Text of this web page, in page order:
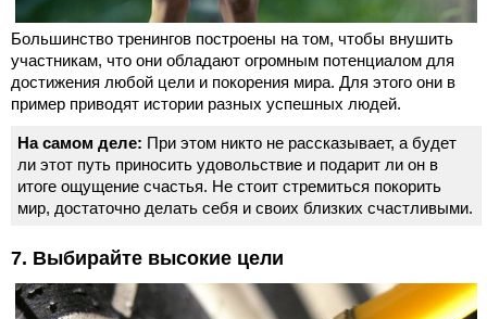
Большинство тренингов построены на том, чтобы внушить
участникам, что они обладают огромным потенциалом для
достижения любой цели и покорения мира. Для этого они в
пример приводят истории разных успешных людей.
На самом деле: При этом никто не рассказывает, а будет
ли этот путь приносить удовольствие и подарит ли он в
итоге ощущение счастья. Не стоит стремиться покорить
мир, достаточно делать себя и своих близких счастливыми.
7. Выбирайте высокие цели